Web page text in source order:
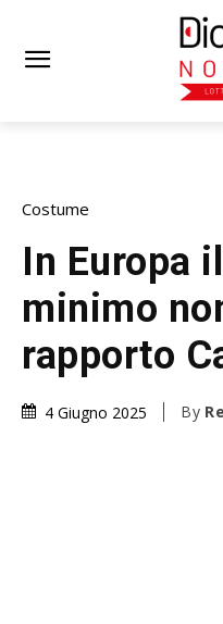
Costume
In Europa
minimo
rapporto
4 Giugno 2025 By